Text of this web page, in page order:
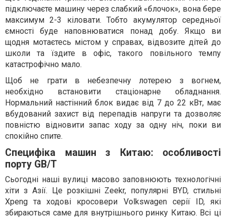
підключаєте машину через слабкий «блочок», вона бере
максимум 2-3 кіловати. Тобто акумулятор середньої
ємності буде наповнюватися понад добу. Якщо ви
щодня мотаєтесь містом у справах, відвозите дітей до
школи та їздите в офіс, такого повільного темпу
катастрофічно мало.
Щоб не грати в небезпечну лотерею з вогнем,
необхідно встановити стаціонарне обладнання.
Нормальний настінний блок видає від 7 до 22 кВт, має
вбудований захист від перепадів напруги та дозволяє
повністю відновити запас ходу за одну ніч, поки ви
спокійно спите.
Специфіка машин з Китаю: особливості
порту GB/T
Сьогодні наші вулиці масово заповнюють технологічні
хіти з Азії. Це розкішні Zeekr, популярні BYD, стильні
Xpeng та ходові кросовери Volkswagen серії ID, які
збираються саме для внутрішнього ринку Китаю. Всі ці